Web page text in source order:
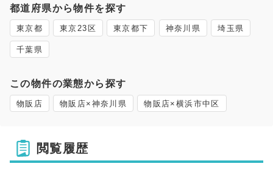
都道府県から物件を探す
東京都 東京23区 東京都下 神奈川県 埼玉県
千葉県
この物件の業態から探す
物販店 物販店×神奈川県 物販店×横浜市中区
閲覧履歴